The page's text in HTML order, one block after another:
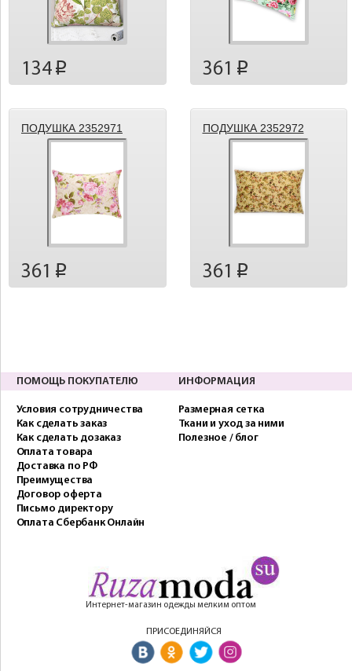
134 p 361 p
ПОДУШКА 2352971
361 p
ПОДУШКА 2352972
361 p
ПОМОЩЬ ПОКУПАТЕЛЮ
Условия сотрудничества
Как сделать заказ
Как сделать дозаказ
Оплата товара
Доставка по РФ
Преимущества
Договор оферта
Письмо директору
Оплата Сбербанк Онлайн
ИНФОРМАЦИЯ
Размерная сетка
Ткани и уход за ними
Полезное / блог
Интернет-магазин одежды мелким оптом
ПРИСОЕДИНЯЙСЯ